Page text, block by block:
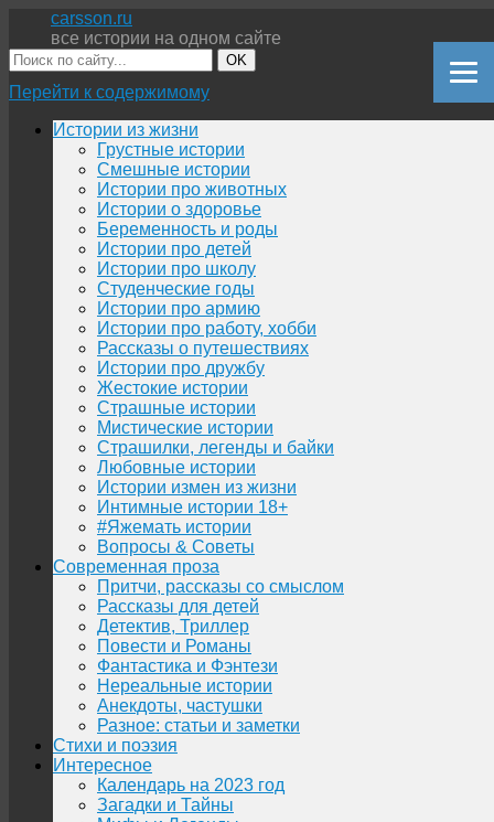
carsson.ru
все истории на одном сайте
OK
Перейти к содержимому
Истории из жизни
Грустные истории
Смешные истории
Истории про животных
Истории о здоровье
Беременность и роды
Истории про детей
Истории про школу
Студенческие годы
Истории про армию
Истории про работу, хобби
Рассказы о путешествиях
Истории про дружбу
Жестокие истории
Страшные истории
Мистические истории
Страшилки, легенды и байки
Любовные истории
Истории измен из жизни
Интимные истории 18+
#Яжемать истории
Вопросы & Советы
Современная проза
Притчи, рассказы со смыслом
Рассказы для детей
Детектив, Триллер
Повести и Романы
Фантастика и Фэнтези
Нереальные истории
Анекдоты, частушки
Разное: статьи и заметки
Стихи и поэзия
Интересное
Календарь на 2023 год
Загадки и Тайны